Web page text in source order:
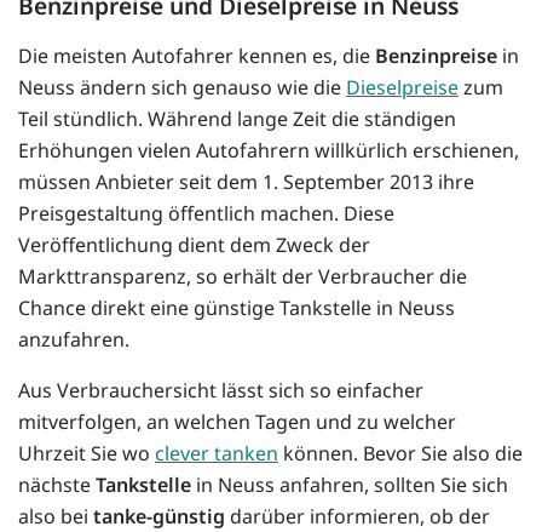
Die meisten Autofahrer kennen es, die Benzinpreise in
Neuss ändern sich genauso wie die Dieselpreisezum
Teil stündlich. Während lange Zeit die ständigen
Erhöhungen vielen Autofahrern willkürlich erschienen,
müssen Anbieter seit dem 1. September 2013 ihre
Preisgestaltung öffentlich machen. Diese
Veröffentlichung dient dem Zweck der
Markttransparenz, so erhält der Verbraucher die
Chance direkt eine günstige Tankstelle in Neuss
anzufahren.
Aus Verbrauchersicht lässt sich so einfacher
mitverfolgen, an welchen Tagen und zu welcher
Uhrzeit Sie wo clever tanken können. Bevor Sie also die
nächsteTankstelle in Neuss anfahren, sollten Sie sich
also bei tanke-günstig darüber informieren, ob der